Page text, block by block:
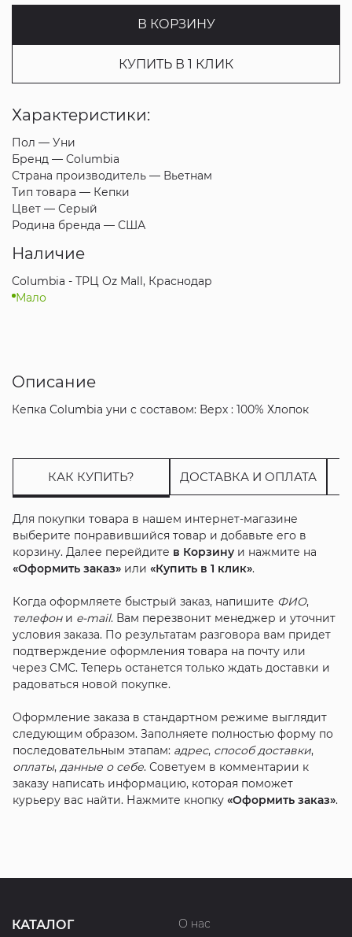
В КОРЗИНУ
КУПИТЬ В 1 КЛИК
Характеристики:
Пол — Уни
Бренд — Columbia
Страна производитель — Вьетнам
Тип товара — Кепки
Цвет — Серый
Родина бренда — США
Наличие
Columbia - ТРЦ Oz Mall, Краснодар
Мало
Описание
Кепка Columbia уни с составом: Верх : 100% Хлопок
КАК КУПИТЬ? ДОСТАВКА И ОПЛАТА
Для покупки товара в нашем интернет-магазине
выберите понравившийся товар и добавьте его в
корзину. Далее перейдите в Корзинуи нажмите на
«Оформить заказ»или «Купить в 1 клик».
Когда оформляете быстрый заказ, напишите ФИО,
телефони e-mail. Вам перезвонит менеджер и уточнит
условия заказа. По результатам разговора вам придет
подтверждение оформления товара на почту или
через СМС. Теперь останется только ждать доставки и
радоваться новой покупке.
Оформление заказа в стандартном режиме выглядит
следующим образом. Заполняете полностью форму по
последовательным этапам: адрес, способ доставки,
оплаты, данные о себе. Советуем в комментарии к
заказу написать информацию, которая поможет
курьеру вас найти. Нажмите кнопку «Оформить заказ».
КАТАЛОГ
О нас